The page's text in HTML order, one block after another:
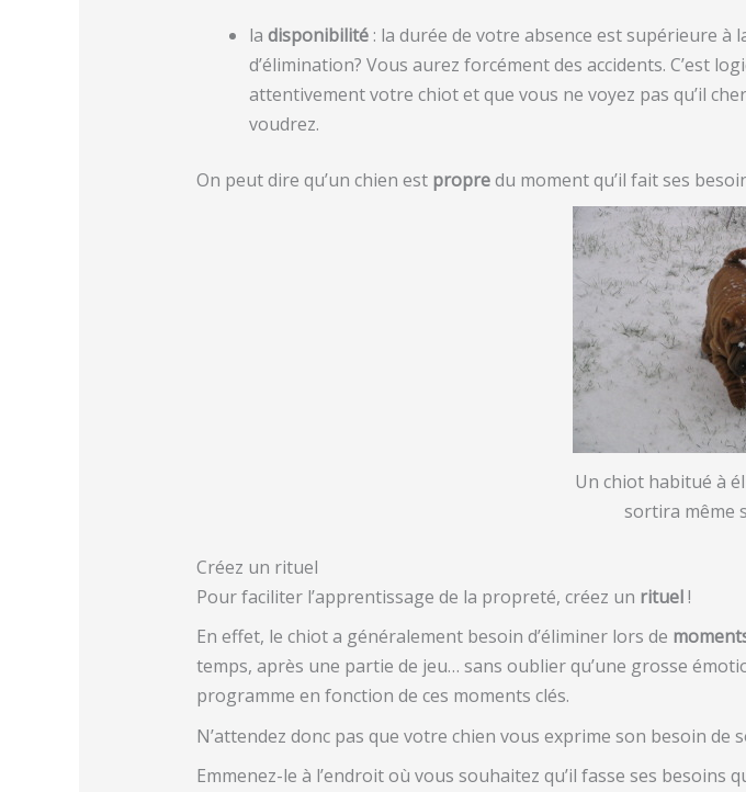
la disponibilité: la durée de votre absence est supérieure à
d’élimination? Vous aurez forcément des accidents. C’est
attentivement votre chiot et que vous ne voyez pas qu’il
voudrez.
On peut dire qu’un chien est propredu moment qu’il fait ses
Un chiot habitué à
sortira même
Créez un rituel
Pour faciliter l’apprentissage de la propreté, créez un rituel!
En effet, le chiot a généralement besoin d’éliminer lors de
temps, après une partie de jeu… sans oublier qu’une grosse
programme en fonction de ces moments clés.
N’attendez donc pas que votre chien vous exprime son besoin de
Emmenez-le à l’endroit où vous souhaitez qu’il fasse ses besoins